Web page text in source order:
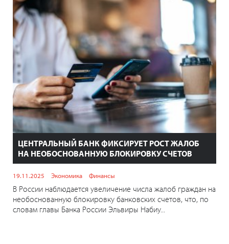
ЦЕНТРАЛЬНЫЙ БАНК ФИКСИРУЕТ РОСТ ЖАЛОБ
НА НЕОБОСНОВАННУЮ БЛОКИРОВКУ СЧЕТОВ
19.11.2025 Экономика Финансы
В России наблюдается увеличение числа жалоб граждан на
необоснованную блокировку банковских счетов, что, по
словам главы Банка России Эльвиры Набиу...